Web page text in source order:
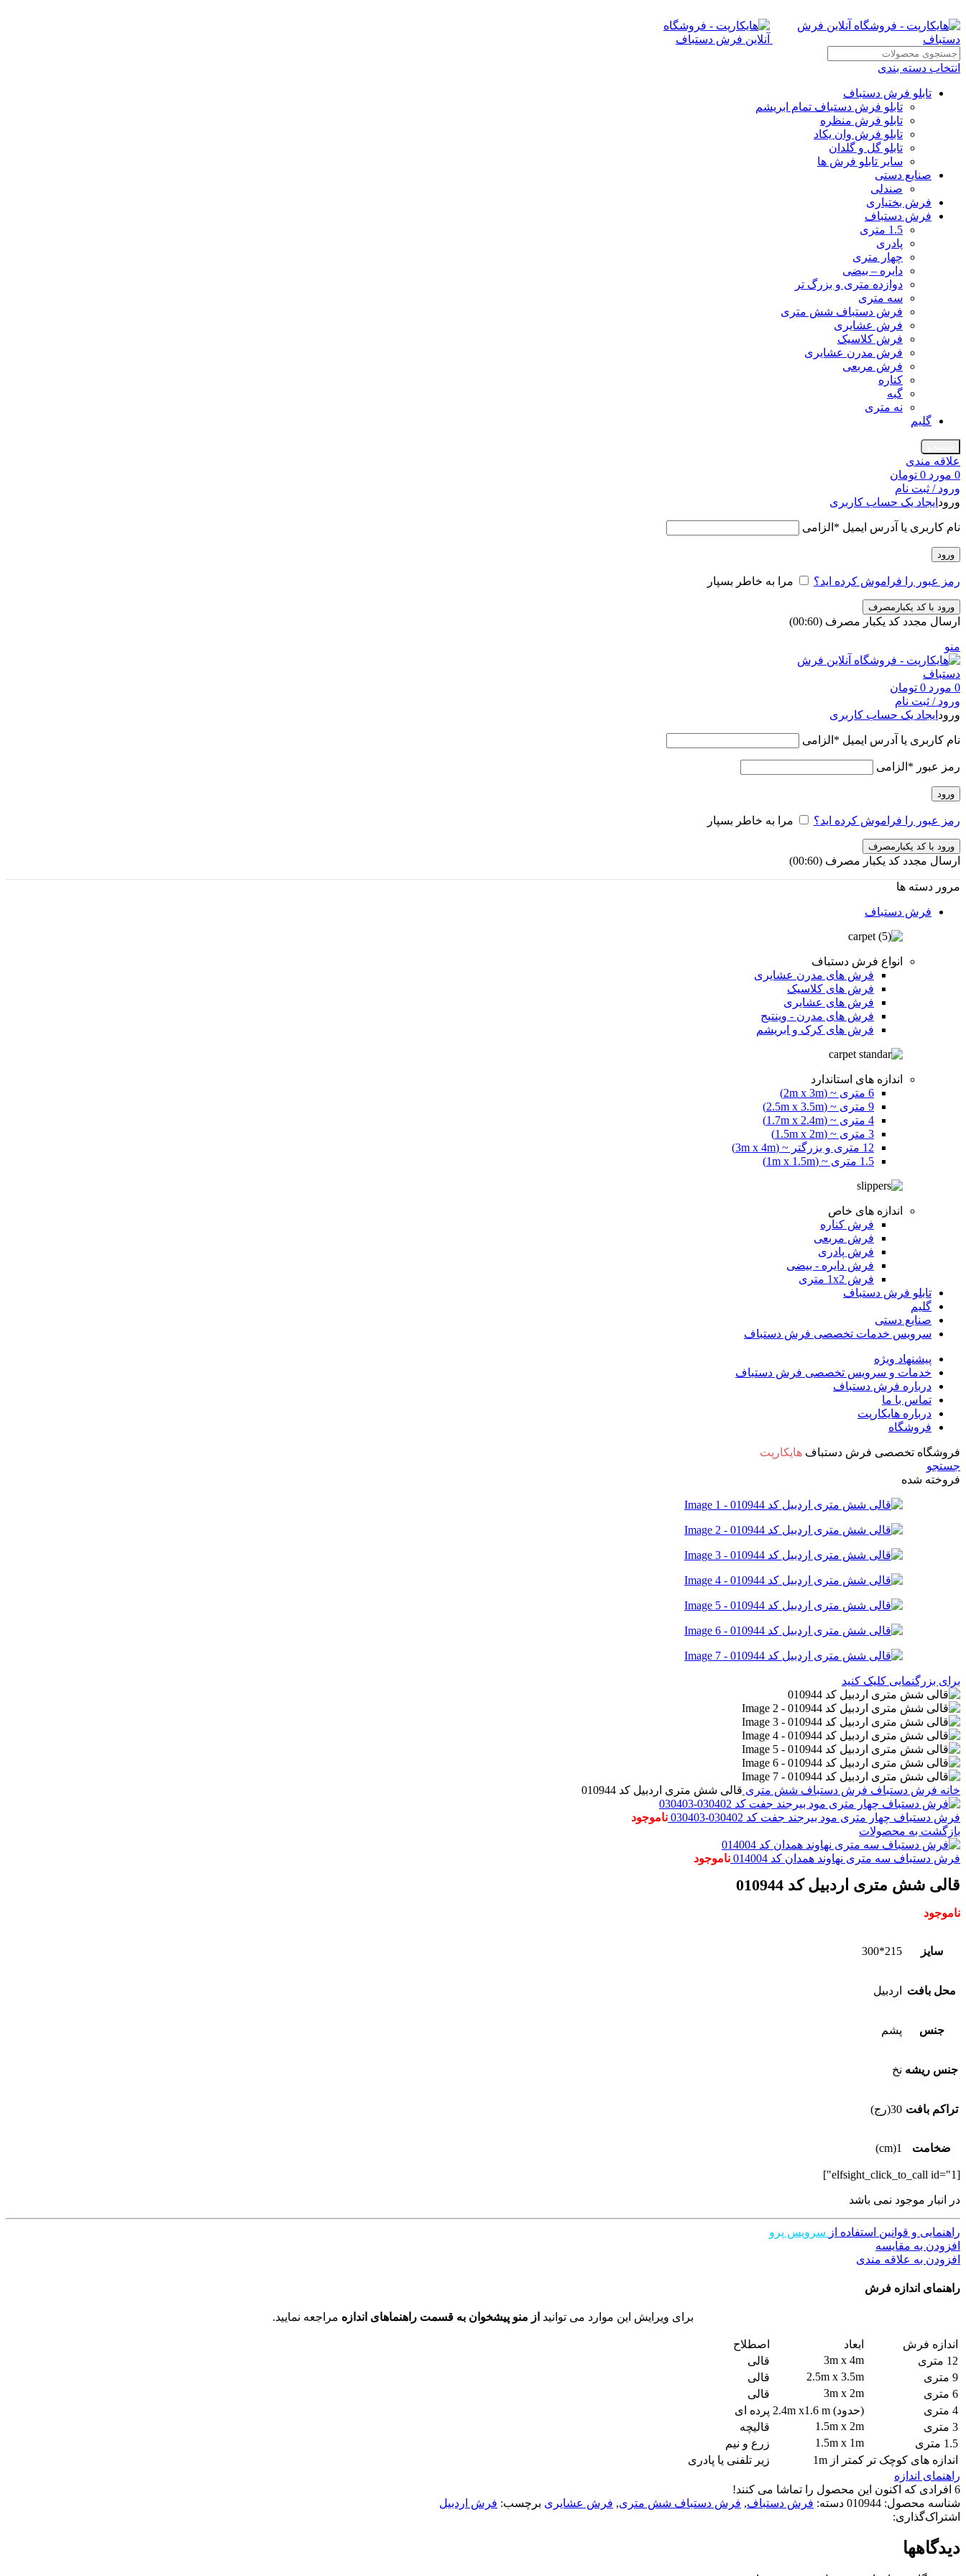
انتخاب دسته بندی
تابلو فرش دستباف
تابلو فرش دستباف تمام ابریشم
تابلو فرش منظره
تابلو فرش وان یکاد
تابلو گل و گلدان
سایر تابلو فرش ها
صنایع دستی
صندلی
فرش بختیاری
فرش دستباف
1.5 متری
پادری
چهار متری
دایره – بیضی
دوازده متری و بزرگ تر
سه متری
فرش دستباف شش متری
فرش عشایری
فرش کلاسیک
فرش مدرن عشایری
فرش مربعی
کناره
گبه
نه متری
گلیم
علاقه مندی
0 مورد 0 تومان
ورود / ثبت نام
ورود ایجاد یک حساب کاربری
نام کاربری یا آدرس ایمیل * الزامی
ورود
رمز عبور را فراموش کرده اید؟ مرا به خاطر بسپار
ورود با کد یکبارمصرف
ارسال مجدد کد یکبار مصرف (00:
60
)
منو
0 مورد 0 تومان
ورود / ثبت نام
ورود ایجاد یک حساب کاربری
نام کاربری یا آدرس ایمیل * الزامی
رمز عبور * الزامی
ورود
رمز عبور را فراموش کرده اید؟ مرا به خاطر بسپار
ورود با کد یکبارمصرف
ارسال مجدد کد یکبار مصرف (00:
60
)
مرور دسته ها
فرش دستباف
انواع فرش دستباف
فرش های مدرن عشایری
فرش های کلاسیک
فرش های عشایری
فرش های مدرن - وینتیج
فرش های کرک و ابریشم
اندازه های استاندارد
6 متری ~ (2m x 3m)
9 متری ~ (2.5m x 3.5m)
4 متری ~ (1.7m x 2.4m)
3 متری ~ (1.5m x 2m)
12 متری و بزرگتر ~ (3m x 4m)
1.5 متری ~ (1m x 1.5m)
اندازه های خاص
فرش کناره
فرش مربعی
فرش پادری
فرش دایره - بیضی
فرش 1x2 متری
تابلو فرش دستباف
گلیم
صنایع دستی
سرویس خدمات تخصصی فرش دستباف
پیشنهاد ویژه
خدمات و سرویس تخصصی فرش دستباف
درباره فرش دستباف
تماس با ما
درباره هایکارپت
فروشگاه
فروشگاه تخصصی فرش دستباف هایکارپت
جستجو
فروخته شده
برای بزرگنمایی کلیک کنید
خانه فرش دستباف فرش دستباف شش متری قالی شش متری اردبیل کد 010944
فرش دستباف چهار متری مود بیرجند جفت کد 030402-030403
ناموجود
بازگشت به محصولات
فرش دستباف سه متری نهاوند همدان کد 014004 ناموجود
قالی شش متری اردبیل کد 010944
ناموجود
سایز 215*300
محل بافت اردبیل
جنس پشم
جنس ریشه نخ
تراکم بافت 30(رج)
ضخامت 1(cm)
[elfsight_click_to_call id="1"]
در انبار موجود نمی باشد
راهنمایی و قوانین استفاده از سرویس پرو
افزودن به مقایسه
افزودن به علاقه مندی
راهنمای اندازه فرش
برای ویرایش این موارد می توانید از منو پیشخوان به قسمت راهنماهای اندازه مراجعه نمایید.
اندازه فرش ابعاد
اصطلاح
12 متری
3m x 4m
قالی
9 متری
2.5m x 3.5m
قالی
6 متری
3m x 2m
قالی
4 متری
(حدود) 2.4m x1.6 m
پرده ای
3 متری
1.5m x 2m
قالیچه
1.5 متری
1.5m x 1m
زرع و نیم
اندازه های کوچک تر کمتر از 1m
زیر تلفنی یا پادری
راهنمای اندازه
6 افرادی که اکنون این محصول را تماشا می کنند!
شناسه محصول: 010944 دسته: فرش دستباف, فرش دستباف شش متری, فرش عشایری برچسب: فرش اردبیل
اشتراک‌گذاری:
دیدگاهها